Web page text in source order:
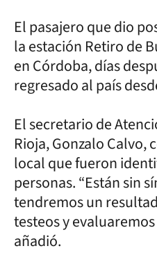
El pasajero que dio
la estación Retiro de
en Córdoba, días
regresado al país
El secretario de
Rioja, Gonzalo Calvo,
local que fueron
personas. “Están sin
tendremos un
testeos y
añadió.